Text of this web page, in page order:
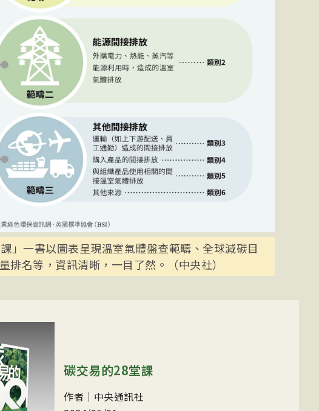
課」一書以圖表呈現溫室氣體盤查範疇、全球減碳目
排名等，資訊清晰，一目了然。（中央社）
碳交易的28堂課
作者｜中央通訊社